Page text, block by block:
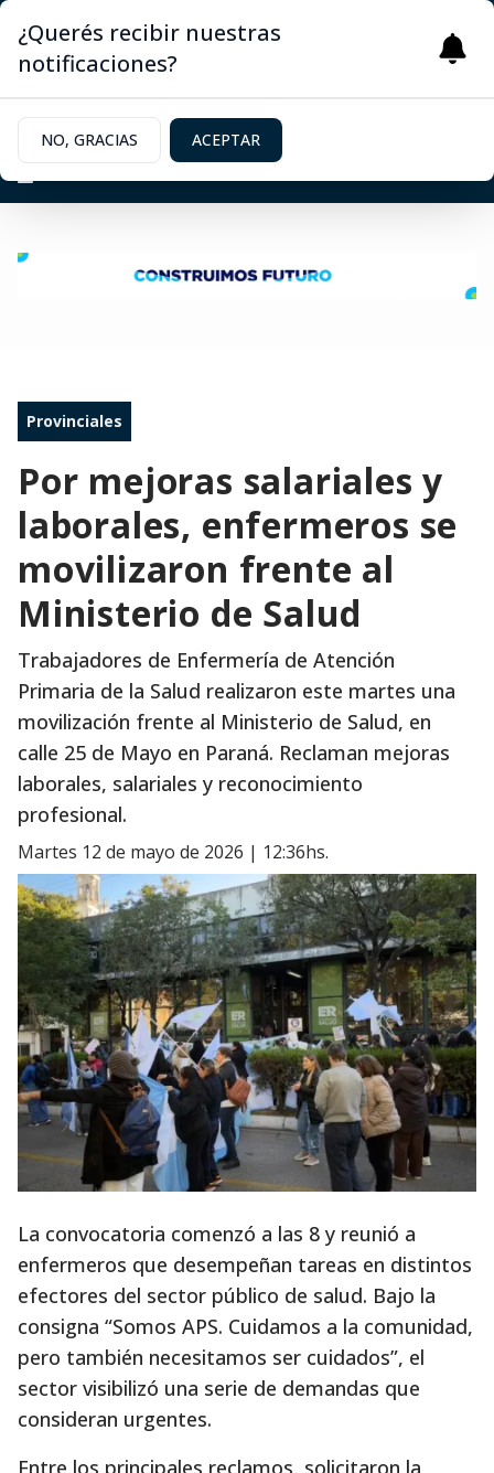
Provinciales
Por mejoras salariales y
laborales, enfermeros se
movilizaron frente al
Ministerio de Salud
Trabajadores de Enfermería de Atención
Primaria de la Salud realizaron este martes una
movilización frente al Ministerio de Salud, en
calle 25 de Mayo en Paraná. Reclaman mejoras
laborales, salariales y reconocimiento
profesional.
martes 12 de mayo de 2026 | 12:36hs.
La convocatoria comenzó a las 8 y reunió a
enfermeros que desempeñan tareas en distintos
efectores del sector público de salud. Bajo la
consigna “Somos APS. Cuidamos a la comunidad,
pero también necesitamos ser cuidados”, el
sector visibilizó una serie de demandas que
consideran urgentes.
Entre los principales reclamos, solicitaron la
¿Querés recibir nuestras
notificaciones?
NO, GRACIAS ACEPTAR